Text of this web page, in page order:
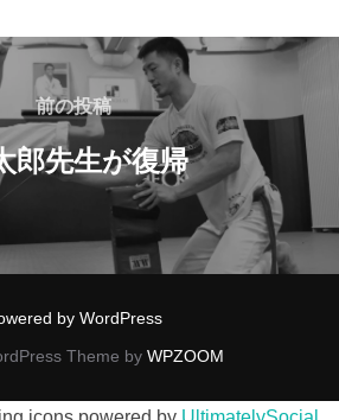
前の投稿
郎先生が復帰
by WordPress
Theme by WPZOOM